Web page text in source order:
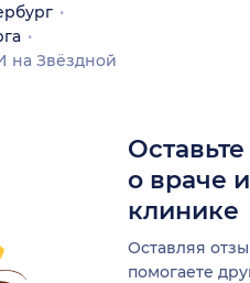
на Звёздной
о враче
клинике
Оставляя
помогаете